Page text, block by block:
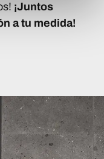
¡Juntos
a tu medida!